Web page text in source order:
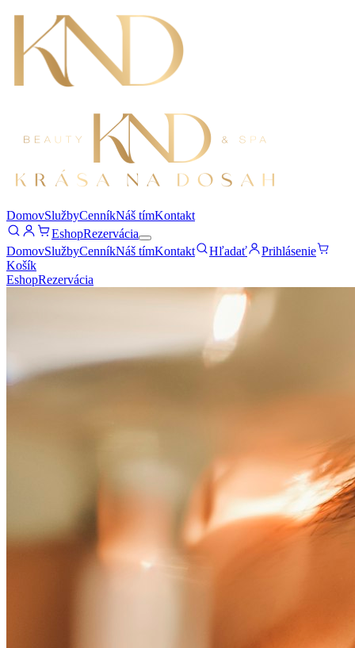
DomovSlužbyCenníkNáš tímKontakt
EshopRezervácia
DomovSlužbyCenníkNáš tímKontakt Hľadať
Prihlásenie
Košík
EshopRezervácia